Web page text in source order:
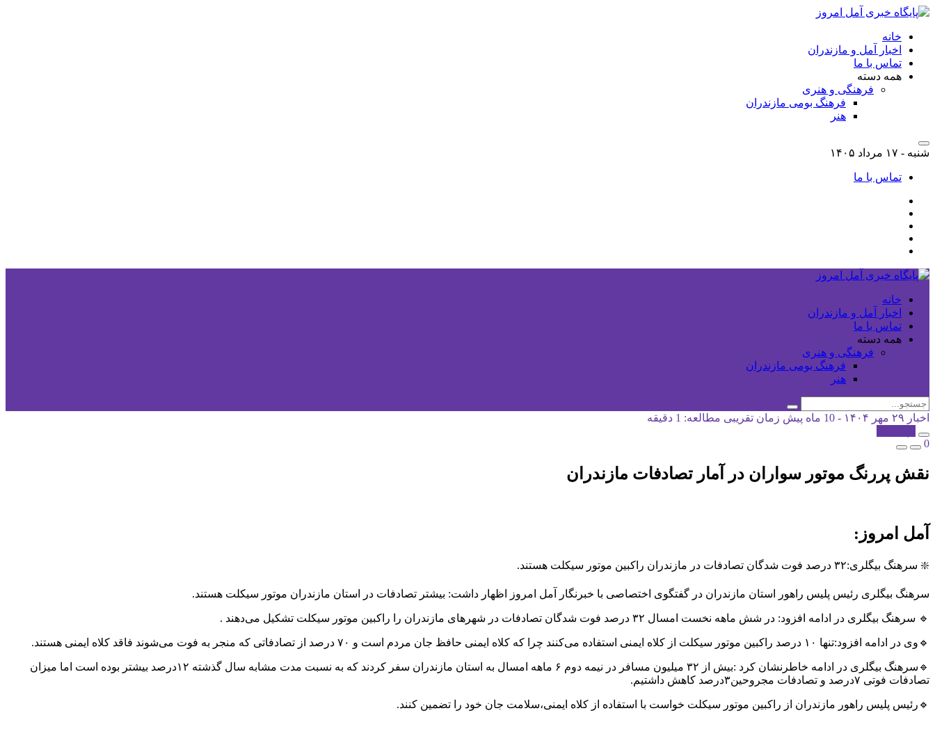
خانه
اخبار آمل و مازندران
تماس با ما
همه دسته
فرهنگی و هنری
فرهنگ بومی مازندران
هنر
شنبه - ۱۷ مرداد ۱۴۰۵
تماس با ما
خانه
اخبار آمل و مازندران
تماس با ما
همه دسته
فرهنگی و هنری
فرهنگ بومی مازندران
هنر
اخبار ۲۹ مهر ۱۴۰۴ - 10 ماه پیش
زمان تقریبی مطالعه: 1 دقیقه
0
نقش پررنگ موتور سواران در آمار تصادفات مازندران
آمل امروز:
❇️ سرهنگ بیگلری:۳۲ درصد فوت شدگان تصادفات در مازندران راکبین موتور سیکلت هستند.
سرهنگ بیگلری رئیس پلیس راهور استان مازندران در گفتگوی اختصاصی با خبرنگار آمل امروز اظهار داشت: بیشتر تصادفات در استان مازندران موتور سیکلت هستند.
🔹 سرهنگ بیگلری در ادامه افزود: در شش ماهه نخست امسال ۳۲ درصد فوت شدگان تصادفات در شهرهای مازندران را راکبین موتور سیکلت تشکیل می‌دهند .
🔹وی در ادامه افزود:تنها ۱۰ درصد راکبین موتور سیکلت از کلاه ایمنی استفاده می‌کنند چرا که کلاه ایمنی حافظ جان مردم است و ۷۰ درصد از تصادفاتی که منجر به فوت می‌شوند فاقد کلاه ایمنی هستند.
🔹سرهنگ بیگلری در ادامه خاطرنشان کرد :بیش از ۳۲ میلیون مسافر در نیمه دوم ۶ ماهه امسال به استان مازندران سفر کردند که به نسبت مدت مشابه سال گذشته ۱۲درصد بیشتر بوده است اما میزان
تصادفات فوتی ۷درصد و تصادفات مجروحین۳درصد کاهش داشتیم.
🔹رئیس پلیس راهور مازندران از راکبین موتور سیکلت خواست با استفاده از کلاه ایمنی،سلامت جان خود را تضمین کنند.